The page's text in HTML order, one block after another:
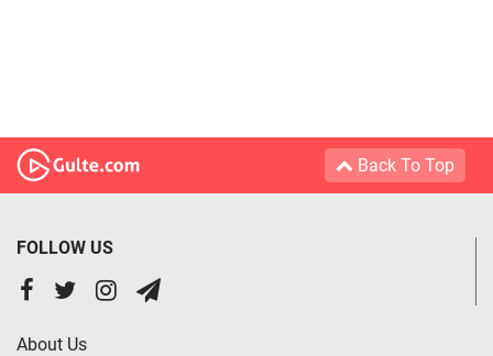
Back To Top
FOLLOW US
About Us